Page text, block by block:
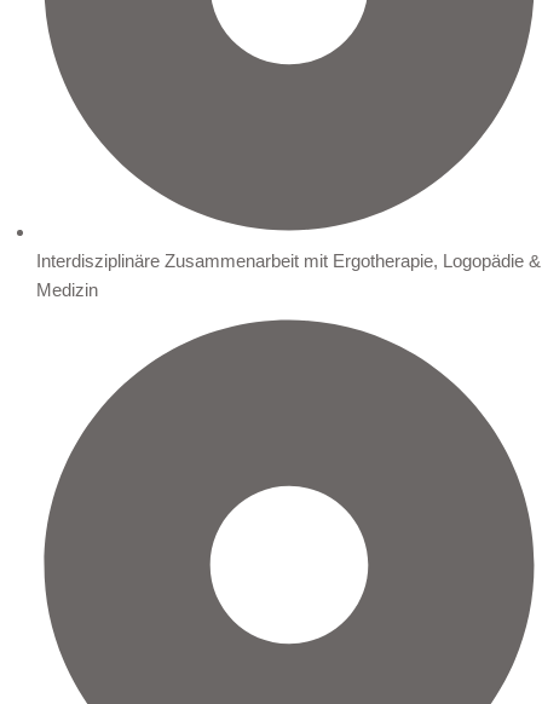
Interdisziplinäre Zusammenarbeit mit Ergotherapie, Logopädie &
Medizin